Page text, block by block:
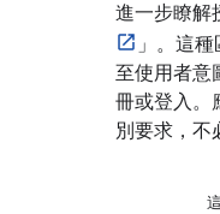
進一步瞭解
」。這
至使用者意
冊或登入。
別要求，不